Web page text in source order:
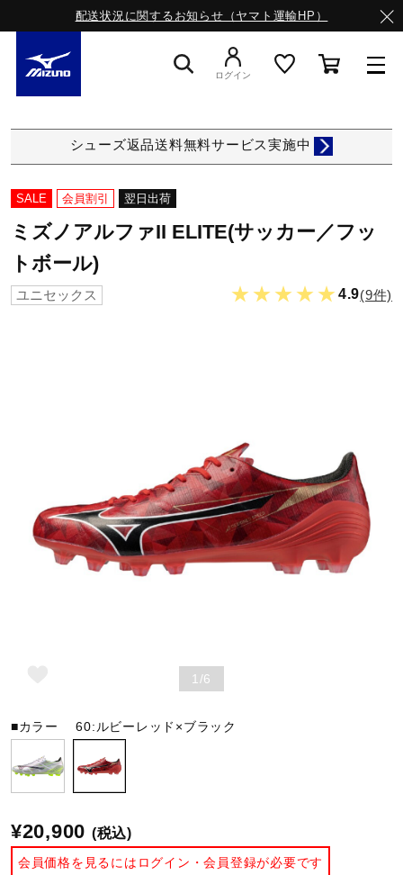
配送状況に関するお知らせ（ヤマト運輸HP）
スニーカー
ライフスタイルウエア
ランニング
ゴルフ
テニス／ソフトテニス
陸上競技
ログイン
シューズ返品送料無料サービス実施中
SALE 会員割引 翌日出荷
ミズノアルファII ELITE(サッカー／フッ
トボール)
ユニセックス ★★★★★ 4.9(9件)
1/6
■カラー60:ルビーレッド×ブラック
¥20,900 (税込)
会員価格を見るにはログイン・会員登録が必要です